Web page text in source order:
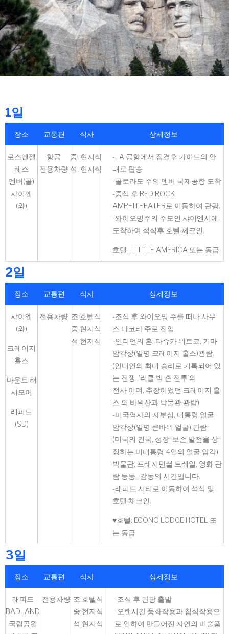
1일
장소 교통편 식사 상세정보
로스엔젤
레스
덴버(콜)
샤이엔
(와)
항공
전용차량
중: 현지식
석: 현지식
-LA 공항에서 집결후 가이드의 안
내로 탑승
-콜로라도 주의 덴버 국제공항 도착
-중식 후 RED ROCK
AMPHITHEATER로 이동하여 관광.
-와이오밍주의 주도인 샤이엔시에
도착하여 석식후 호텔 체크인.
호텔 : LITTLE AMERICA 또는 동급
2일
장소 교통편 식사 상세정보
샤이엔
(와)
크레이지
홀스
마운트 러
시모어
래피드
(SD)
전용차량 조:호텔식
중:현지식
석:현지식
-조식 후 와이오밍 주를 떠나 사우
스 다코타 주로 진입.
-인디언의 혼: 타슈카 위트코, 기마
암각상(일명 크레이지 홀스)관람.
(인디언의 최대 승리로 기록되어 있
는 전쟁, ‘리클 빅 혼 전투’의
전사 이며, 추장이었던 크레이지 홀
스 의 바위산과 박물관 관람)
-미국역사의 자부심, 대통령 얼굴
암각상(일명 큰바위 얼굴) 관람
(미국의 건국, 성장, 보존 발전을 상
징하는 미대통령 4인의 얼굴 암각)
박물관, 프레지던셜 트레일, 영화 관
람 등등.. 감동의 시간입니다.
-래피드 시티로 이동하여 석식 및
호텔 체크인.
♥호텔: ECONO LODGE HOTEL 또
는 동급
3일
장소 교통편 식사 상세정보
래피드
BADLAND
국립공원
전용차량 조:호텔식
중:현지식
석:현지식
-조식 후 관광 출발
-오랜시간 풍화작용과 침식작용으
로 인하여 만들어진 자연의 미술품